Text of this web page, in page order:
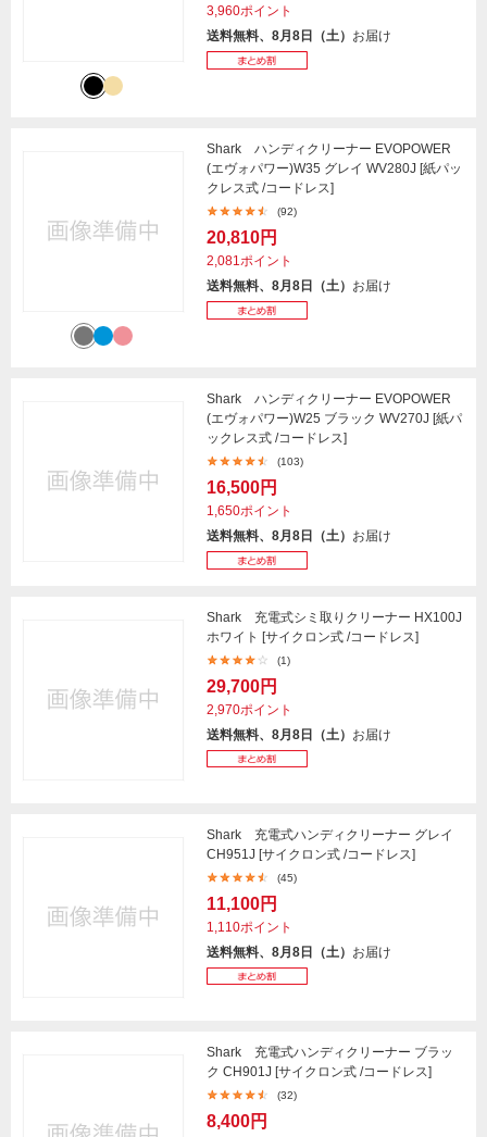
3,960ポイント
送料無料、8月8日（土） お届け
Shark ハンディクリーナー EVOPOWER
(エヴォパワー)W35 グレイ WV280J [紙パッ
クレス式 /コードレス]
(92)
20,810円
2,081ポイント
送料無料、8月8日（土） お届け
Shark ハンディクリーナー EVOPOWER
(エヴォパワー)W25 ブラック WV270J [紙パ
ックレス式 /コードレス]
(103)
16,500円
1,650ポイント
送料無料、8月8日（土） お届け
Shark 充電式シミ取りクリーナー HX100J
ホワイト [サイクロン式 /コードレス]
(1)
29,700円
2,970ポイント
送料無料、8月8日（土） お届け
Shark 充電式ハンディクリーナー グレイ
CH951J [サイクロン式 /コードレス]
(45)
11,100円
1,110ポイント
送料無料、8月8日（土） お届け
Shark 充電式ハンディクリーナー ブラッ
ク CH901J [サイクロン式 /コードレス]
(32)
8,400円